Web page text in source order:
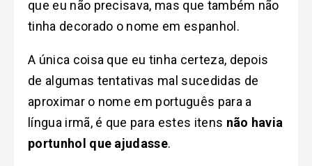
que eu não precisava, mas que também não
tinha decorado o nome em espanhol.
A única coisa que eu tinha certeza, depois
de algumas tentativas mal sucedidas de
aproximar o nome em português para a
língua irmã, é que para estes itens não havia
portunhol que ajudasse.